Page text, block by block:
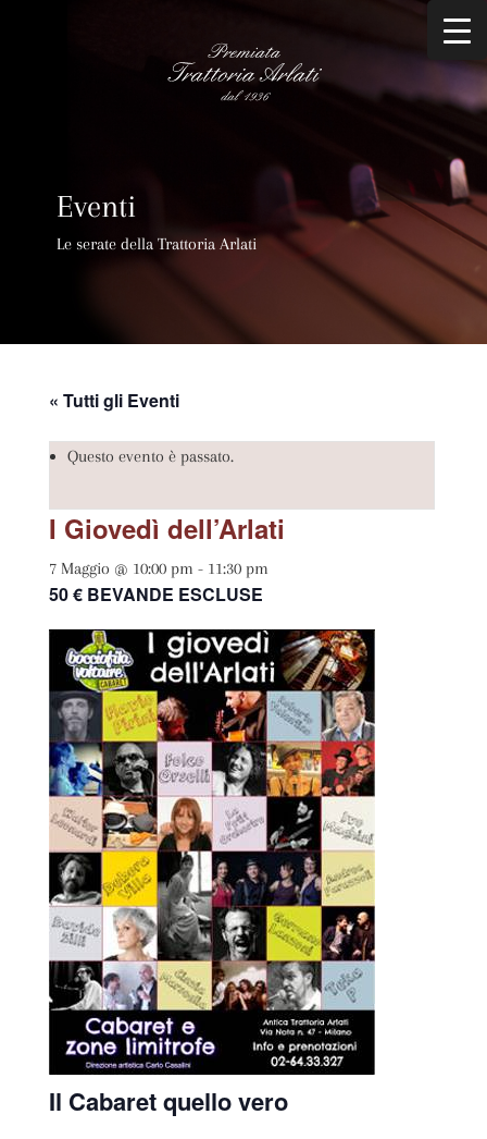
Eventi
Le serate della Trattoria Arlati
« Tutti gli Eventi
Questo evento è passato.
I Giovedì dell’Arlati
7 Maggio @ 10:00 pm - 11:30 pm
50 € BEVANDE ESCLUSE
Il Cabaret quello vero